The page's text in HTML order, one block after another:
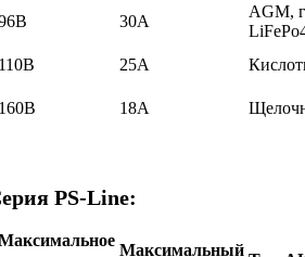
30А
AGM,
110В 25А
160В 18А
PS-Line:
Максимальный